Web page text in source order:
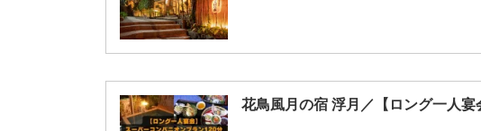
花鳥風月の宿 浮月／【ロング一人